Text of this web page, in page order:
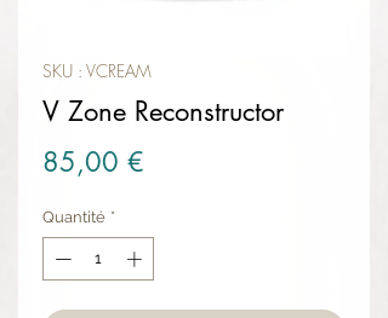
SKU : VCREAM
V Zone Reconstructor
85,00 €
Quantité *